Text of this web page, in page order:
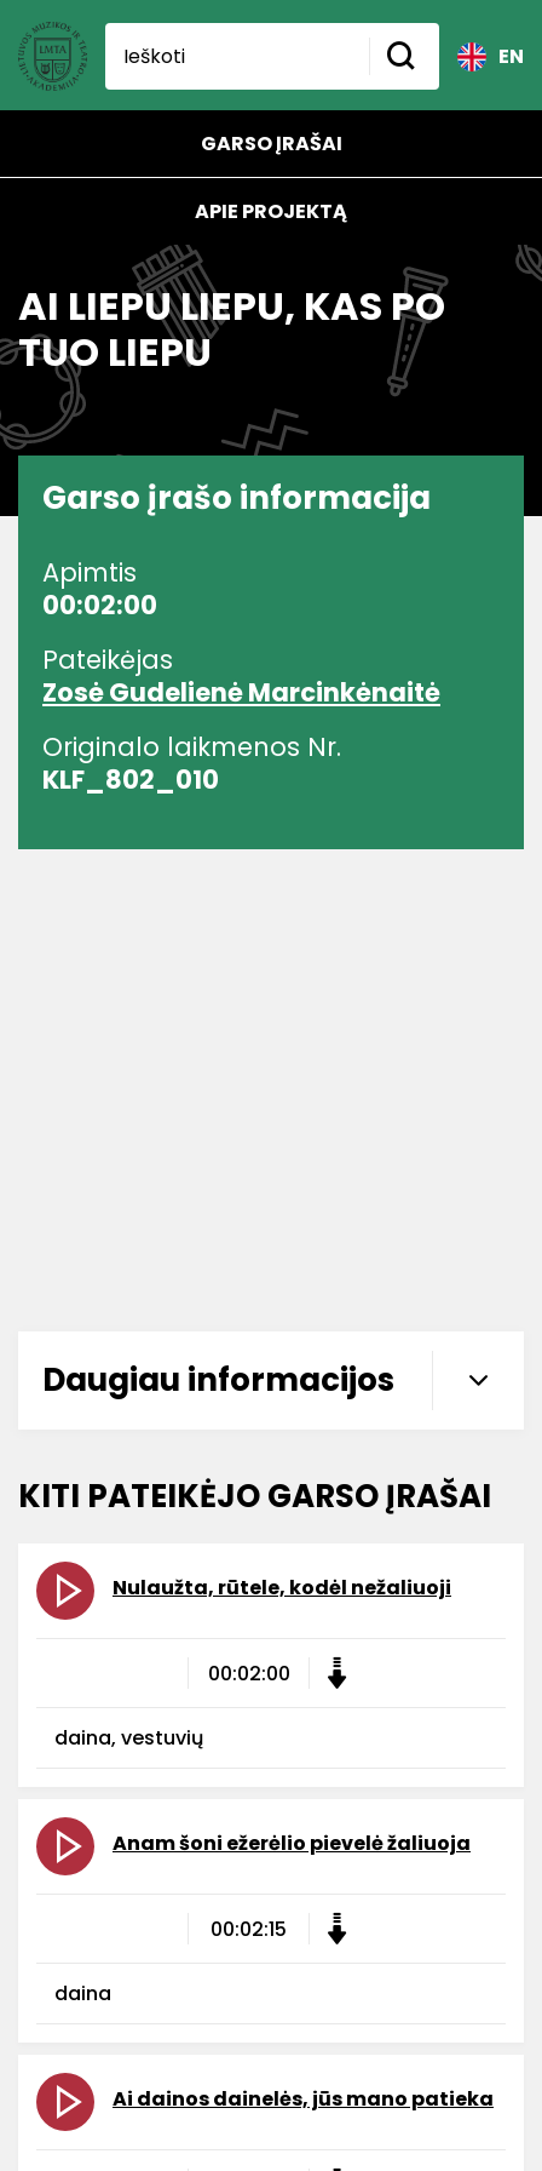
EN
GARSO ĮRAŠAI
APIE PROJEKTĄ
AI LIEPU LIEPU, KAS PO
TUO LIEPU
Garso įrašo informacija
Apimtis
00:02:00
Pateikėjas
Zosė Gudelienė Marcinkėnaitė
Originalo laikmenos Nr.
KLF_802_010
Daugiau informacijos
KITI PATEIKĖJO GARSO ĮRAŠAI
Nulaužta, rūtele, kodėl nežaliuoji
00:02:00
daina, vestuvių
Anam šoni ežerėlio pievelė žaliuoja
00:02:15
daina
Ai dainos dainelės, jūs mano patieka